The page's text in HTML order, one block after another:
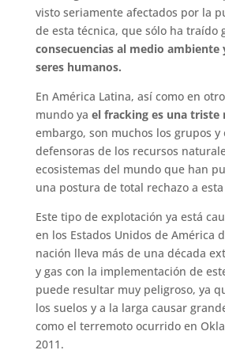
visto seriamente afectados por la
de esta técnica, que sólo ha traído
consecuencias al medio ambiente
seres humanos.
En América Latina, así como en
mundo ya el fracking es una triste
embargo, son muchos los grupos y
defensoras de los recursos
ecosistemas del mundo que han
una postura de total rechazo a
Este tipo de explotación ya está
en los Estados Unidos de América
nación lleva más de una década
y gas con la implementación de
puede resultar muy peligroso, ya
los suelos y a la larga causar
como el terremoto ocurrido en
2011.